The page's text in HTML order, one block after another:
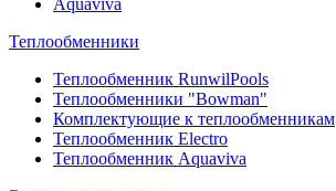
Теплообменники
Теплообменник RunwilPools
Теплообменники "Bowman"
Комплектующие к теплообменникам
Теплообменник Electro
Теплообменник Aquaviva